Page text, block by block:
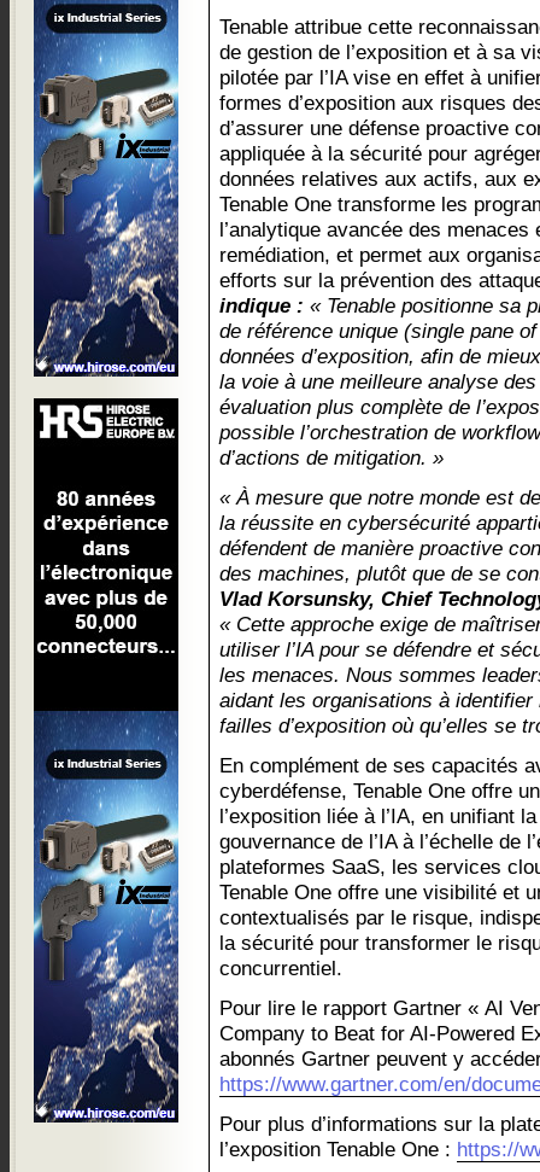
Tenable attribue cette
de gestion de l’exposition et à sa
pilotée par l’IA vise en effet à
formes d’exposition aux risques
d’assurer une défense proactive
appliquée à la sécurité pour
données relatives aux actifs, aux
Tenable One transforme les
l’analytique avancée des
remédiation, et permet aux
efforts sur la prévention des
indique : « Tenable positionne sa
de référence unique (single pane
données d’exposition, afin de
la voie à une meilleure analyse
évaluation plus complète de
possible l’orchestration de
d’actions de mitigation. »
« À mesure que notre monde est
la réussite en cybersécurité
défendent de manière proactive
des machines, plutôt que de se
Vlad Korsunsky, Chief
« Cette approche exige de
utiliser l’IA pour se défendre et
les menaces. Nous sommes
aidant les organisations à
failles d’exposition où qu’elles se
En complément de ses capacités
cyberdéfense, Tenable One offre
l’exposition liée à l’IA, en unifiant
gouvernance de l’IA à l’échelle de
plateformes SaaS, les services
Tenable One offre une visibilité et
contextualisés par le risque,
la sécurité pour transformer le
concurrentiel.
Pour lire le rapport Gartner « AI
Company to Beat for AI-Powered
abonnés Gartner peuvent y
https://www.gartner.com/en/
Pour plus d’informations sur la
l’exposition Tenable One : https://